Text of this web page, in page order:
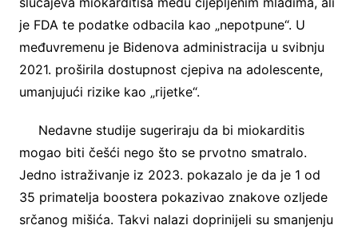
je FDA te podatke odbacila kao „nepotpune“. U
međuvremenu je Bidenova administracija u svibnju
2021. proširila dostupnost cjepiva na adolescente,
umanjujući rizike kao „rijetke“.
Nedavne studije sugeriraju da bi miokarditis
mogao biti češći nego što se prvotno smatralo.
Jedno istraživanje iz 2023. pokazalo je da je 1 od
35 primatelja boostera pokazivao znakove ozljede
srčanog mišića. Takvi nalazi doprinijeli su smanjenju